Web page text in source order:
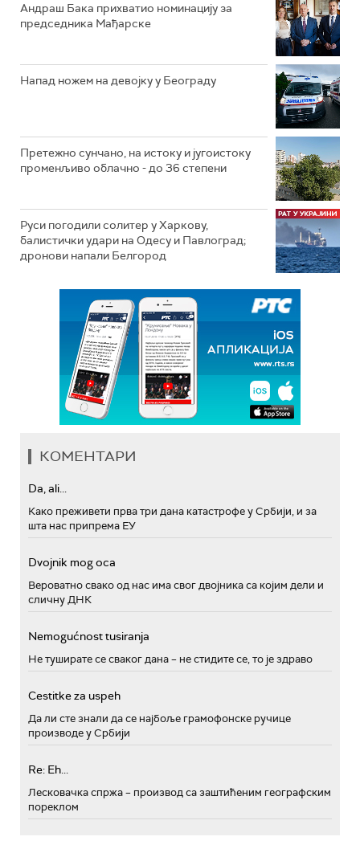
Андраш Бака прихватио номинацију за
председника Мађарске
Напад ножем на девојку у Београду
Претежно сунчано, на истоку и југоистоку
променљиво облачно - до 36 степени
Руси погодили солитер у Харкову,
балистички удари на Одесу и Павлоград;
дронови напали Белгород
КОМЕНТАРИ
Da, ali...
Како преживети прва три дана катастрофе у Србији, и за
шта нас припрема ЕУ
Dvojnik mog oca
Вероватно свако од нас има свог двојника са којим дели и
сличну ДНК
Nemogućnost tusiranja
Не туширате се сваког дана – не стидите се, то је здраво
Cestitke za uspeh
Да ли сте знали да се најбоље грамофонске ручице
производе у Србији
Re: Eh...
Лесковачка спржа – производ са заштићеним географским
пореклом